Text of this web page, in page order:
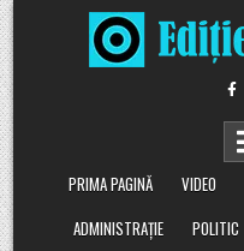
Skip
to
content
PRIMA PAGINĂ
VIDEO
ADMINISTRAȚIE
POLITIC